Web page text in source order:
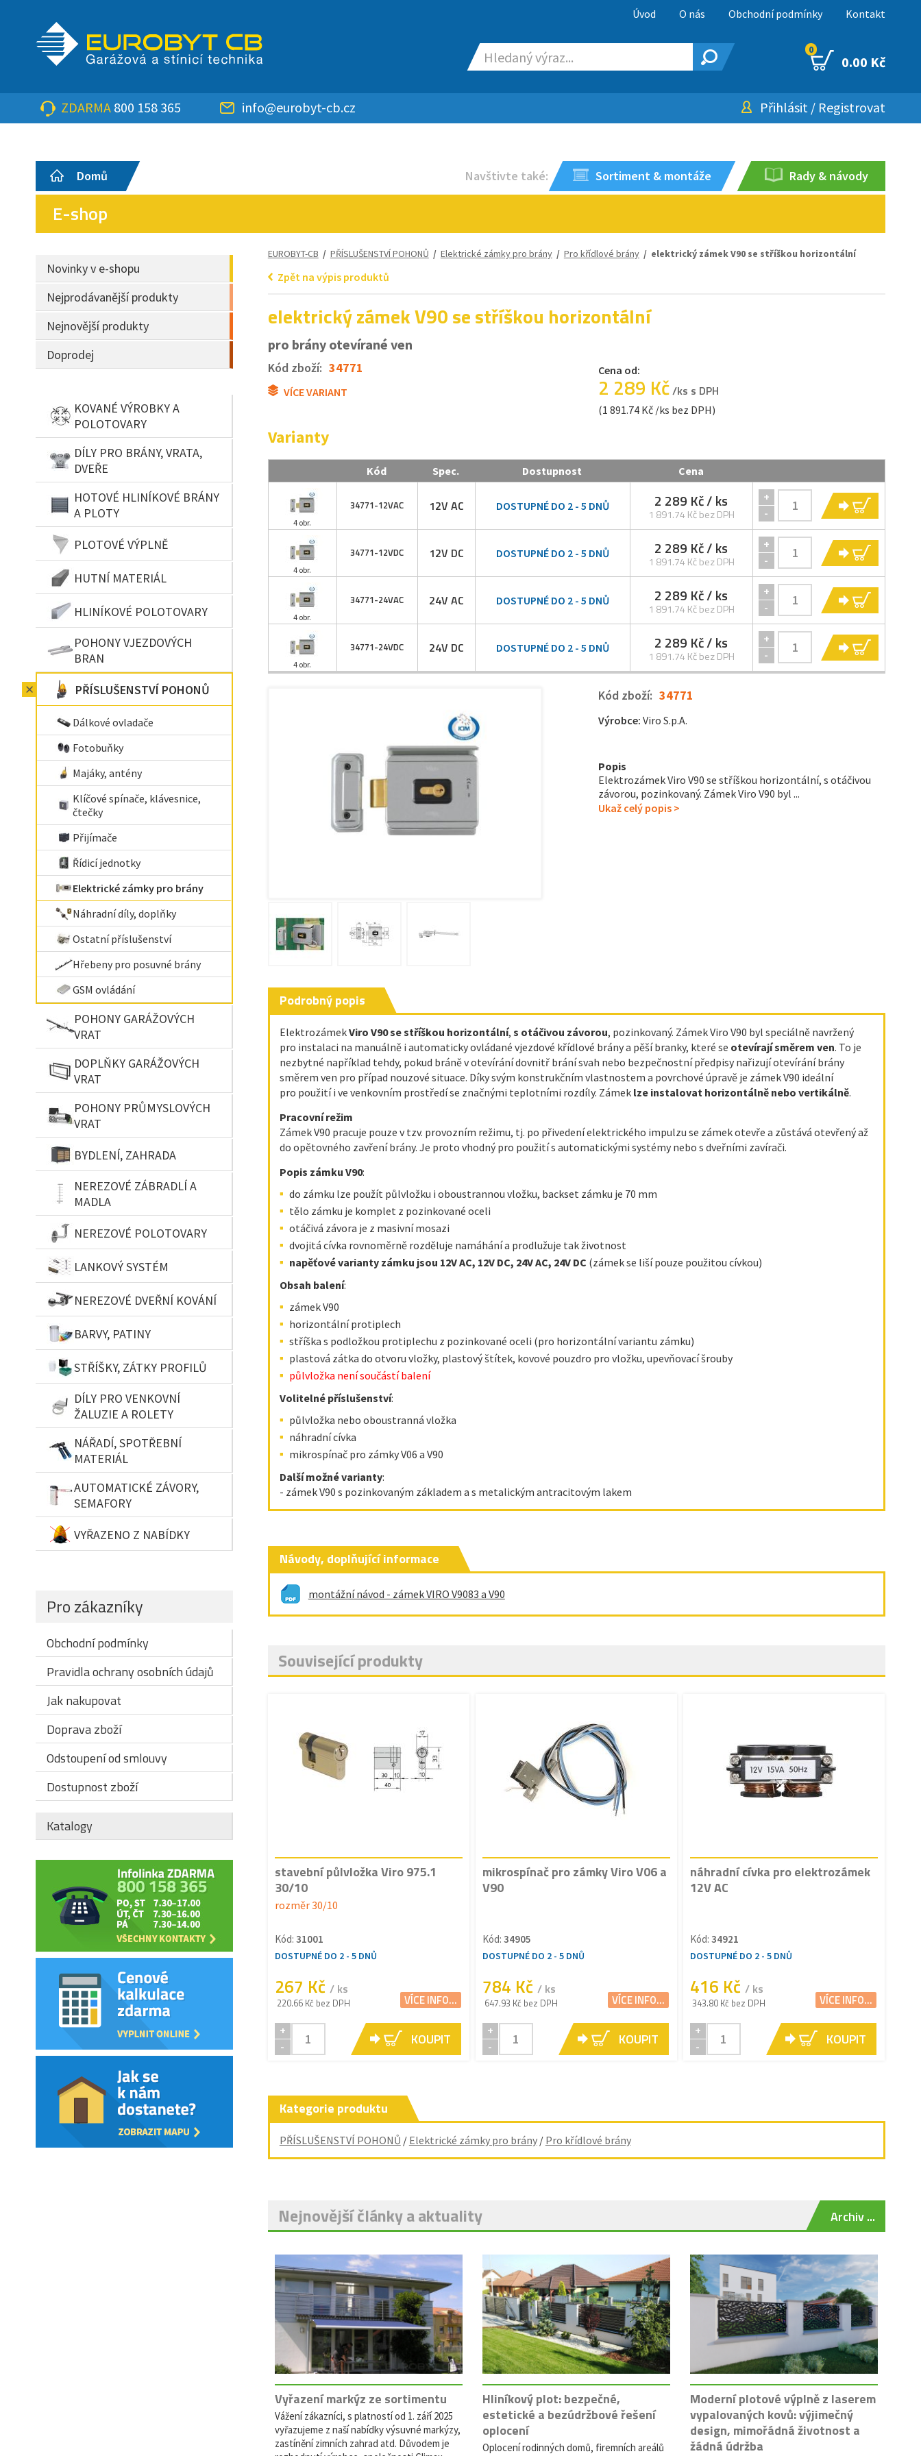
Úvod O nás Obchodní podmínky Kontakt
0
0.00 Kč
ZDARMA 800 158 365 info@eurobyt-cb.cz Přihlásit / Registrovat
Domů Navštivte také: Sortiment & montáže Rady & návody
E-shop
Novinky v e-shopu
Nejprodávanější produkty
Nejnovější produkty
Doprodej
KOVANÉ VÝROBKY A
POLOTOVARY
DÍLY PRO BRÁNY, VRATA,
DVEŘE
HOTOVÉ HLINÍKOVÉ BRÁNY
A PLOTY
PLOTOVÉ VÝPLNĚ
HUTNÍ MATERIÁL
HLINÍKOVÉ POLOTOVARY
POHONY VJEZDOVÝCH
BRAN
PŘÍSLUŠENSTVÍ POHONŮ
Dálkové ovladače
Fotobuňky
Majáky, antény
Klíčové spínače, klávesnice,
čtečky
Přijímače
Řídicí jednotky
Elektrické zámky pro brány
Náhradní díly, doplňky
Ostatní příslušenství
Hřebeny pro posuvné brány
GSM ovládání
POHONY GARÁŽOVÝCH
VRAT
DOPLŇKY GARÁŽOVÝCH
VRAT
POHONY PRŮMYSLOVÝCH
VRAT
BYDLENÍ, ZAHRADA
NEREZOVÉ ZÁBRADLÍ A
MADLA
NEREZOVÉ POLOTOVARY
LANKOVÝ SYSTÉM
NEREZOVÉ DVEŘNÍ KOVÁNÍ
BARVY, PATINY
STŘÍŠKY, ZÁTKY PROFILŮ
DÍLY PRO VENKOVNÍ
ŽALUZIE A ROLETY
NÁŘADÍ, SPOTŘEBNÍ
MATERIÁL
AUTOMATICKÉ ZÁVORY,
SEMAFORY
VYŘAZENO Z NABÍDKY
Pro zákazníky
Obchodní podmínky
Pravidla ochrany osobních údajů
Jak nakupovat
Doprava zboží
Odstoupení od smlouvy
Dostupnost zboží
Katalogy
EUROBYT-CB / PŘÍSLUŠENSTVÍ POHONŮ / Elektrické zámky pro brány/ Pro křídlové brány/ elektrický zámek V90 se stříškou horizontální
Zpět na výpis produktů
elektrický zámek V90 se stříškou horizontální
pro brány otevírané ven
Kód zboží: 34771
VÍCE VARIANT
Cena od:
2 289 Kč/ks s DPH
(1 891.74 Kč /ks bez DPH)
Varianty
Kód Spec. Dostupnost Cena
4 obr.
34771-12VAC 12V AC DOSTUPNÉ DO 2 - 5 DNŮ 2 289 Kč/ ks
1 891.74 Kč bez DPH
+
-
4 obr.
34771-12VDC 12V DC DOSTUPNÉ DO 2 - 5 DNŮ 2 289 Kč/ ks
1 891.74 Kč bez DPH
+
-
4 obr.
34771-24VAC 24V AC DOSTUPNÉ DO 2 - 5 DNŮ 2 289 Kč/ ks
1 891.74 Kč bez DPH
+
-
4 obr.
34771-24VDC 24V DC DOSTUPNÉ DO 2 - 5 DNŮ 2 289 Kč/ ks
1 891.74 Kč bez DPH
+
-
Kód zboží: 34771
Výrobce: Viro S.p.A.
Popis
Elektrozámek Viro V90 se stříškou horizontální, s otáčivou
závorou, pozinkovaný. Zámek Viro V90 byl ...
Ukaž celý popis >
Podrobný popis
ElektrozámekViro V90 se stříškou horizontální, s otáčivou závorou, pozinkovaný. Zámek Viro V90 byl speciálně navržený
pro instalaci na manuálně i automaticky ovládané vjezdové křídlové brány a pěší branky, které se otevírají směrem ven. To je
nezbytné například tehdy, pokud bráně v otevírání dovnitř brání svah nebo bezpečnostní předpisy nařizují otevírání brány
směrem ven pro případ nouzové situace. Díky svým konstrukčním vlastnostem a povrchové úpravě je zámek V90 ideální
pro použití i ve venkovním prostředí se značnými teplotními rozdíly. Zámek lze instalovat horizontálně nebo vertikálně.
Pracovní režim
Zámek V90 pracuje pouze v tzv. provozním režimu, tj. po přivedení elektrického impulzu se zámek otevře a zůstává otevřený až
do opětovného zavření brány. Je proto vhodný pro použití s automatickými systémy nebo s dveřními zavírači.
Popis zámku V90:
do zámku lze použít půlvložku i oboustrannou vložku, backset zámku je 70 mm
tělo zámku je komplet z pozinkované oceli
otáčivá závora je z masivní mosazi
dvojitá cívka rovnoměrně rozděluje namáhání a prodlužuje tak životnost
napěťové varianty zámku jsou 12V AC, 12V DC, 24V AC, 24V DC (zámek se liší pouze použitou cívkou)
Obsah balení:
zámek V90
horizontální protiplech
stříška s podložkou protiplechu z pozinkované oceli (pro horizontální variantu zámku)
plastová zátka do otvoru vložky, plastový štítek, kovové pouzdro pro vložku, upevňovací šrouby
půlvložka není součástí balení
Volitelné příslušenství:
půlvložka nebo oboustranná vložka
náhradní cívka
mikrospínač pro zámky V06 a V90
Další možné varianty:
- zámek V90 s pozinkovaným základem a s metalickým antracitovým lakem
Návody, doplňující informace
montážní návod - zámek VIRO V9083 a V90
Související produkty
stavební půlvložka Viro 975.1
30/10
rozměr 30/10
Kód: 31001
DOSTUPNÉ DO 2 - 5 DNŮ
267 Kč / ks
220.66 Kč bez DPH VÍCE INFO...
+
-
KOUPIT
mikrospínač pro zámky Viro V06 a
V90
Kód: 34905
DOSTUPNÉ DO 2 - 5 DNŮ
784 Kč / ks
647.93 Kč bez DPH VÍCE INFO...
+
-
KOUPIT
náhradní cívka pro elektrozámek
12V AC
Kód: 34921
DOSTUPNÉ DO 2 - 5 DNŮ
416 Kč / ks
343.80 Kč bez DPH VÍCE INFO...
+
-
KOUPIT
Kategorie produktu
PŘÍSLUŠENSTVÍ POHONŮ / Elektrické zámky pro brány/ Pro křídlové brány
Nejnovější články a aktuality
Vyřazení markýz ze sortimentu
Vážení zákazníci, s platností od 1. září 2025
vyřazujeme z naší nabídky výsuvné markýzy,
zastínění zimních zahrad atd. Důvodem je
Hliníkový plot: bezpečné,
estetické a bezúdržbové řešení
oplocení
Oplocení rodinných domů, firemních areálů
Moderní plotové výplně z laserem
vypalovaných kovů: výjimečný
design, mimořádná životnost a
žádná údržba
Archiv ...